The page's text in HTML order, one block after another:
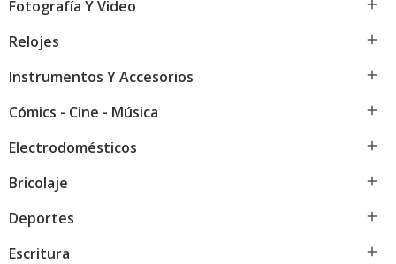
Fotografía Y Video 
Relojes 
Instrumentos Y Accesorios 
Cómics - Cine - Música 
Electrodomésticos 
Bricolaje 
Deportes 
Escritura 